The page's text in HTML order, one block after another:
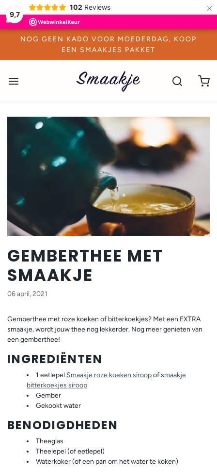
9,7
102 Reviews ×
NOG GEEN KADO VOOR MOEDERDAG, KOOP
EEN SMAAKJES PAKKET
GEMBERTHEE MET
SMAAKJE
06 april, 2021
Gemberthee met roze koeken of bitterkoekjes? Met een EXTRA
smaakje, wordt jouw thee nog lekkerder. Nog meer genieten van
een gemberthee!
INGREDIËNTEN
1 eetlepel Smaakje roze koeken siroopof smaakje
bitterkoekjes siroop
Gember
Gekookt water
BENODIGDHEDEN
Theeglas
Theelepel (of eetlepel)
Waterkoker (of een pan om het water te koken)